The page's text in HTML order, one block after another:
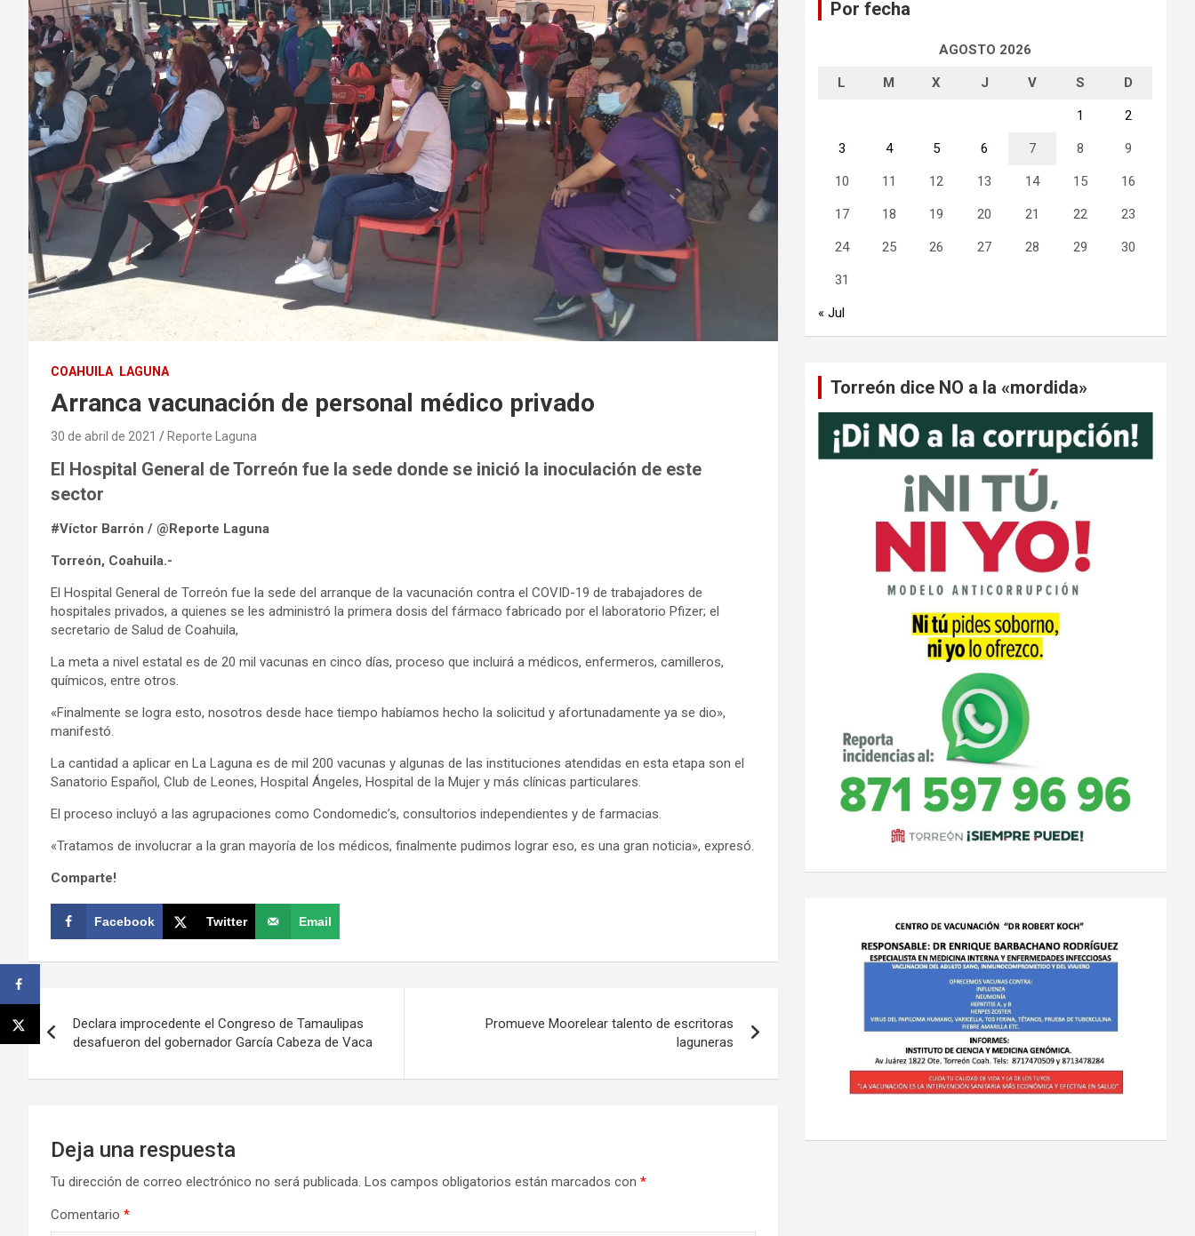
COAHUILA LAGUNA
Arranca vacunación de personal médico privado
30 de abril de 2021 Reporte Laguna
El Hospital General de Torreón fue la sede donde se inició la inoculación de este
sector
#Víctor Barrón / @Reporte Laguna
Torreón, Coahuila.-
El Hospital General de Torreón fue la sede del arranque de la vacunación contra el COVID-19 de trabajadores de
hospitales privados, a quienes se les administró la primera dosis del fármaco fabricado por el laboratorio Pfizer; el
secretario de Salud de Coahuila,
La meta a nivel estatal es de 20 mil vacunas en cinco días, proceso que incluirá a médicos, enfermeros, camilleros,
químicos, entre otros.
«Finalmente se logra esto, nosotros desde hace tiempo habíamos hecho la solicitud y afortunadamente ya se dio»,
manifestó.
La cantidad a aplicar en La Laguna es de mil 200 vacunas y algunas de las instituciones atendidas en esta etapa son el
Sanatorio Español, Club de Leones, Hospital Ángeles, Hospital de la Mujer y más clínicas particulares.
El proceso incluyó a las agrupaciones como Condomedic’s, consultorios independientes y de farmacias.
«Tratamos de involucrar a la gran mayoría de los médicos, finalmente pudimos lograr eso, es una gran noticia», expresó.
Comparte!
Facebook Twitter Email
Navegación
de
entradas
Declara improcedente el Congreso de Tamaulipas
desafueron del gobernador García Cabeza de Vaca
Promueve Moorelear talento de escritoras
laguneras
Deja una respuesta
Tu dirección de correo electrónico no será publicada. Los campos obligatorios están marcados con *
Comentario *
Por fecha
AGOSTO 2026
L M X J V S D
1 2
3 4 5 6 7 8 9
10 11 12 13 14 15 16
17 18 19 20 21 22 23
24 25 26 27 28 29 30
31
« Jul
Torreón dice NO a la «mordida»